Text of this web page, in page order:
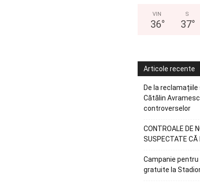
VIN
36°
S
37°
Articole recente
De la
Cătălin
controverselor
CONTROALE DE
SUSPECTATE CĂ
Campanie
gratuite la